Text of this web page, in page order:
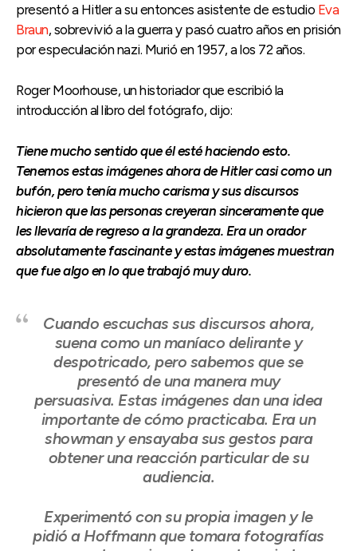
presentó a Hitler a su entonces asistente de estudio Eva
Braun, sobrevivió a la guerra y pasó cuatro años en prisión
por especulación nazi. Murió en 1957, a los 72 años.
Roger Moorhouse, un historiador que escribió la
introducción al libro del fotógrafo, dijo:
Tiene mucho sentido que él esté haciendo esto.
Tenemos estas imágenes ahora de Hitler casi como un
bufón, pero tenía mucho carisma y sus discursos
hicieron que las personas creyeran sinceramente que
les llevaría de regreso a la grandeza. Era un orador
absolutamente fascinante y estas imágenes muestran
que fue algo en lo que trabajó muy duro.
Cuando escuchas sus discursos ahora,
suena como un maníaco delirante y
despotricado, pero sabemos que se
presentó de una manera muy
persuasiva. Estas imágenes dan una idea
importante de cómo practicaba. Era un
showman y ensayaba sus gestos para
obtener una reacción particular de su
audiencia.
Experimentó con su propia imagen y le
pidió a Hoffmann que tomara fotografías